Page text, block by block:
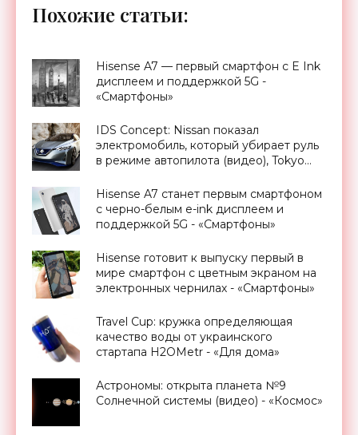
Похожие статьи:
Hisense A7 — первый смартфон с E Ink
дисплеем и поддержкой 5G -
«Смартфоны»
IDS Concept: Nissan показал
электромобиль, который убирает руль
в режиме автопилота (видео), Tokyo
Hisense A7 станет первым смартфоном
с черно-белым e-ink дисплеем и
поддержкой 5G - «Смартфоны»
Hisense готовит к выпуску первый в
мире смартфон с цветным экраном на
электронных чернилах - «Смартфоны»
Travel Cup: кружка определяющая
качество воды от украинского
стартапа H2OMetr - «Для дома»
Астрономы: открыта планета №9
Солнечной системы (видео) - «Космос»